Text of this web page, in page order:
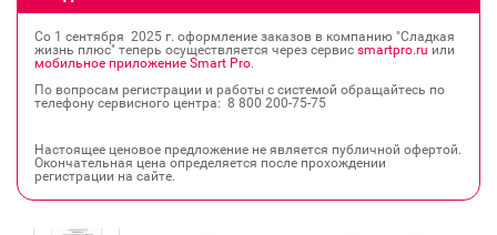
Со 1 сентября 2025 г. оформление заказов в компанию "Сладкая
жизнь плюс" теперь осуществляется через сервис smartpro.ru или
мобильное приложение Smart Pro.
По вопросам регистрации и работы с системой обращайтесь по
телефону сервисного центра: 8 800 200‐75‐75
Настоящее ценовое предложение не является публичной офертой.
Окончательная цена определяется после прохождении
регистрации на сайте.